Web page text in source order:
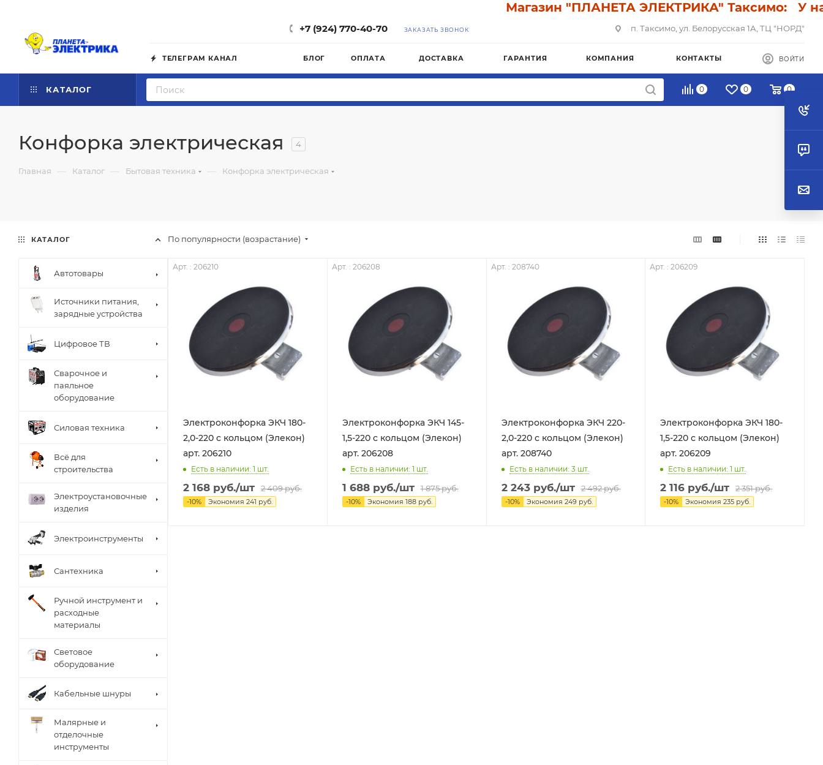
Магазин "ПЛАНЕТА ЭЛЕКТРИКА" Таксимо: У
+7 (924) 770-40-70 ЗАКАЗАТЬ ЗВОНОК п. Таксимо, ул. Белорусская 1А, ТЦ "НОРД"
ТЕЛЕГРАМ КАНАЛ БЛОГ ОПЛАТА ДОСТАВКА ГАРАНТИЯ КОМПАНИЯ КОНТАКТЫ ВОЙТИ
КАТАЛОГ 0 0 0
Конфорка электрическая 4
Главная — Каталог — Бытовая техника — Конфорка электрическая
По популярности (возрастание)
Арт. : 206210
Электроконфорка ЭКЧ 180-
2,0-220 с кольцом (Элекон)
арт. 206210
Есть в наличии: 1 шт.
2 168 руб./шт 2 409руб.
-10% Экономия 241 руб.
Арт. : 206208
Электроконфорка ЭКЧ 145-
1,5-220 с кольцом (Элекон)
арт. 206208
Есть в наличии: 1 шт.
1 688руб./шт 1 875руб.
-10% Экономия 188руб.
Арт. : 208740
Электроконфорка ЭКЧ 220-
2,0-220 с кольцом (Элекон)
арт. 208740
Есть в наличии: 3шт.
2 243руб./шт 2 492руб.
-10% Экономия 249 руб.
Арт. : 206209
Электроконфорка ЭКЧ 180-
1,5-220 с кольцом (Элекон)
арт. 206209
Есть в наличии: 1 шт.
2 116 руб./шт 2 351руб.
-10% Экономия235 руб.
КАТАЛОГ
Автотовары
Источники питания,
зарядные устройства
Цифровое ТВ
Сварочное и
паяльное
оборудование
Силовая техника
Всё для
строительства
Электроустановочные
изделия
Электроинструменты
Сантехника
Ручной инструмент и
расходные
материалы
Световое
оборудование
Кабельные шнуры
Малярные и
отделочные
инструменты